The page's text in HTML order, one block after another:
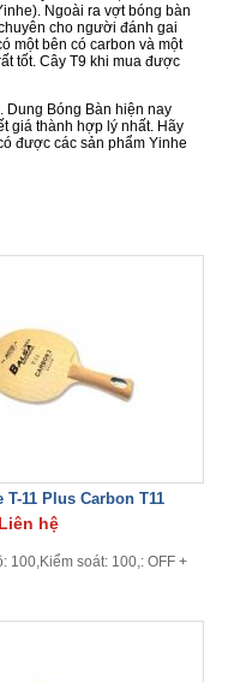
Ngoài ra vợt bóng bàn
cho người đánh gai
một bên có carbon và một
tốt. Cây T9 khi mua được
Dung Bóng Bàn hiện nay
giá thành hợp lý nhất. Hãy
được các sản phẩm Yinhe
T-11 Plus Carbon T11
hệ
100,Kiểm soát: 100,: OFF +